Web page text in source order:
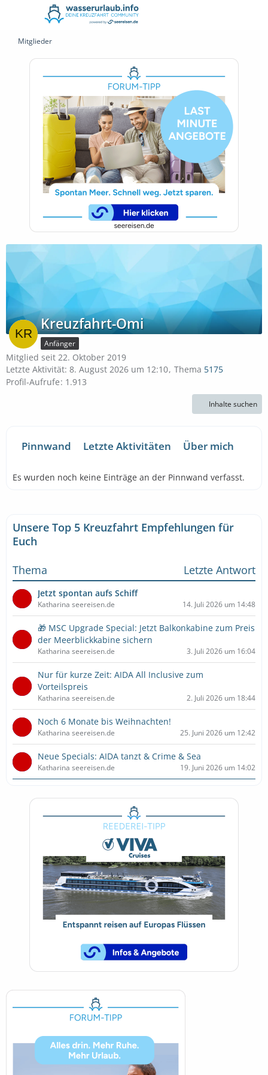
Mitglieder
Kreuzfahrt-Omi
Anfänger
Mitglied seit 22. Oktober 2019
Letzte Aktivität: 8. August 2026 um 12:10 Thema 5175
Profil-Aufrufe 1.913
Inhalte suchen
Pinnwand Letzte Aktivitäten Über mich
Es wurden noch keine Einträge an der Pinnwand verfasst.
Unsere Top 5 Kreuzfahrt Empfehlungen für
Euch
Thema
Letzte Antwort
Jetzt spontan aufs Schiff
Katharina seereisen.de 14. Juli 2026 um 14:48
🎁 MSC Upgrade Special: Jetzt Balkonkabine zum Preis
der Meerblickkabine sichern
Katharina seereisen.de 3. Juli 2026 um 16:04
Nur für kurze Zeit: AIDA All Inclusive zum
Vorteilspreis
Katharina seereisen.de 2. Juli 2026 um 18:44
Noch 6 Monate bis Weihnachten!
Katharina seereisen.de 25. Juni 2026 um 12:42
Neue Specials: AIDA tanzt & Crime & Sea
Katharina seereisen.de 19. Juni 2026 um 14:02